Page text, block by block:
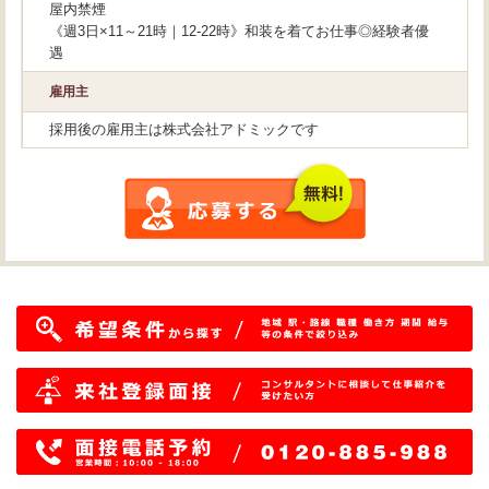
屋内禁煙
《週3日×11～21時｜12-22時》和装を着てお仕事◎経験者優
遇
雇用主
採用後の雇用主は株式会社アドミックです